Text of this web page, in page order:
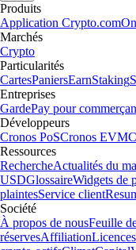
Produits
Application Crypto.com
Marchés
Crypto
Particularités
CartesPaniersEarnStaking
Entreprises
GardePay pour
Développeurs
Cronos PoSCronos EVM
Ressources
RechercheActualités du
USDGlossaireWidgets de
plaintesService client
Société
À propos de nousFeuille
réservesAffiliation